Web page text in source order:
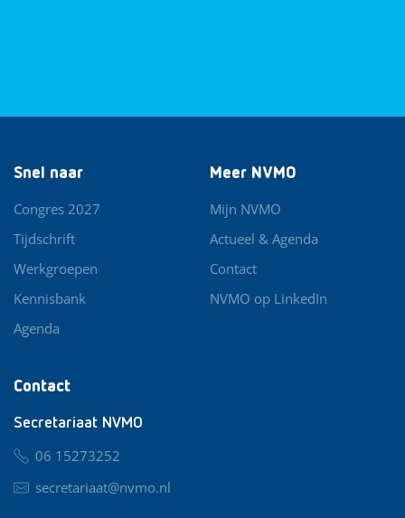
Contact
Secretariaat NVMO
06 15273252
secretariaat@nvmo.nl
Snel naar
Congres 2027
Tijdschrift
Werkgroepen
Kennisbank
Agenda
Meer NVMO
Mijn NVMO
Actueel & Agenda
Contact
NVMO op LinkedIn